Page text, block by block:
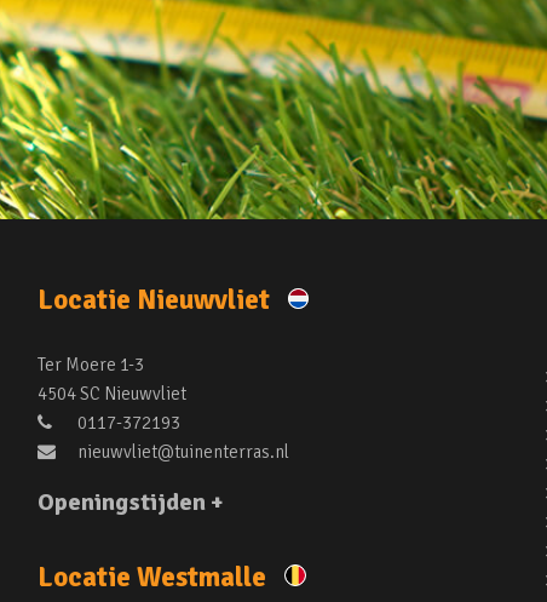
Locatie Nieuwvliet
Ter Moere 1-3
4504 SC Nieuwvliet
0117-372193
nieuwvliet@tuinenterras.nl
Openingstijden +
Locatie Westmalle